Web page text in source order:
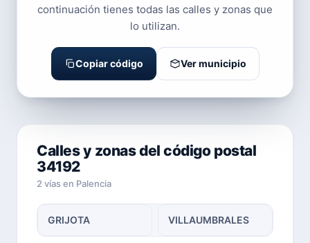
continuación tienes todas las calles y zonas que
lo utilizan.
Copiar código Ver municipio
Calles y zonas del código postal
34192
2 vías en Palencia
GRIJOTA VILLAUMBRALES